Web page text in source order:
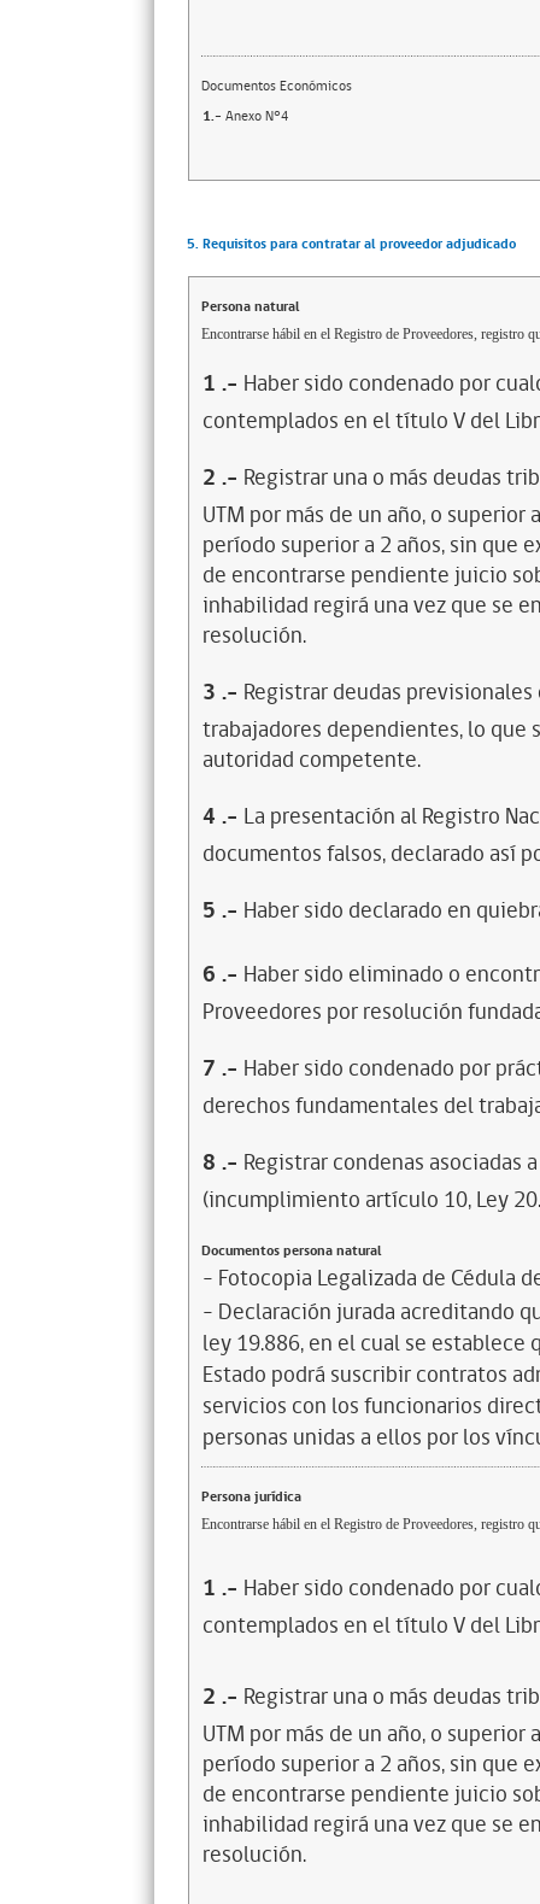
Documentos Económicos
1.- Anexo N°4
5. Requisitos para contratar al proveedor adjudicado
Persona natural
Encontrarse hábil en el Registro de Proveedores, registro
1 .- Haber sido condenado por
contemplados en el título V del
2 .- Registrar una o más deudas
UTM por más de un año, o
período superior a 2 años, sin que
de encontrarse pendiente juicio
inhabilidad regirá una vez que se
resolución.
3 .- Registrar deudas
trabajadores dependientes, lo
autoridad competente.
4 .- La presentación al Registro
documentos falsos, declarado así
5 .- Haber sido declarado en
6 .- Haber sido eliminado o
Proveedores por resolución
7 .- Haber sido condenado por
derechos fundamentales del
8 .- Registrar condenas asociadas
(incumplimiento artículo 10, Ley
Documentos persona natural
- Fotocopia Legalizada de Cédula
- Declaración jurada acreditando
ley 19.886, en el cual se
Estado podrá suscribir contratos
servicios con los funcionarios
personas unidas a ellos por los
Persona jurídica
Encontrarse hábil en el Registro de Proveedores, registro
1 .- Haber sido condenado por
contemplados en el título V del
2 .- Registrar una o más deudas
UTM por más de un año, o
período superior a 2 años, sin que
de encontrarse pendiente juicio
inhabilidad regirá una vez que se
resolución.